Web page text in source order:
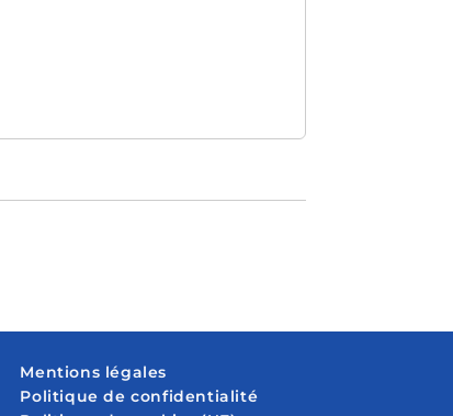
Mentions légales
Politique de confidentialité